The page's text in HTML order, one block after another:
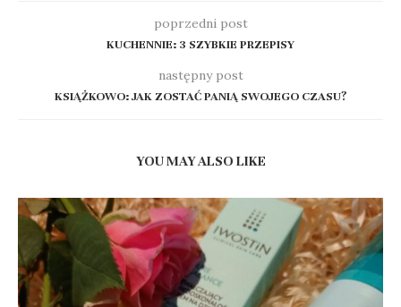
poprzedni post
KUCHENNIE: 3 SZYBKIE PRZEPISY
następny post
KSIĄŻKOWO: JAK ZOSTAĆ PANIĄ SWOJEGO CZASU?
YOU MAY ALSO LIKE